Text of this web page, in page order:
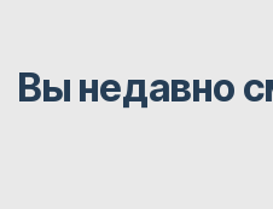
Вы недавно